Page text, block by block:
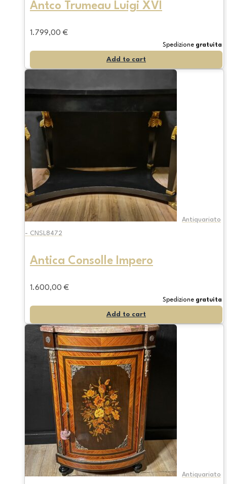
Antco Trumeau Luigi XVI
1.799,00 €
Spedizione gratuita
Add to cart
Antiquariato
- CNSL8472
Antica Consolle Impero
1.600,00 €
Spedizione gratuita
Add to cart
Antiquariato